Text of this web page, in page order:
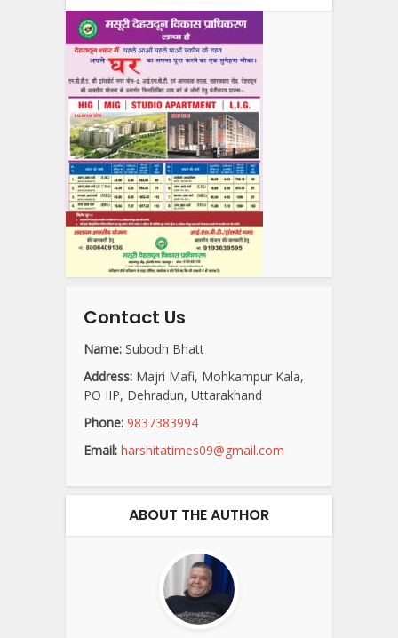
Contact Us
Name: Subodh Bhatt
Address: Majri Mafi, Mohkampur Kala,
PO IIP, Dehradun, Uttarakhand
Phone: 9837383994
Email: harshitatimes09@gmail.com
ABOUT THE AUTHOR